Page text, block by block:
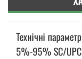
Технічні
5%-95% SC/UPC